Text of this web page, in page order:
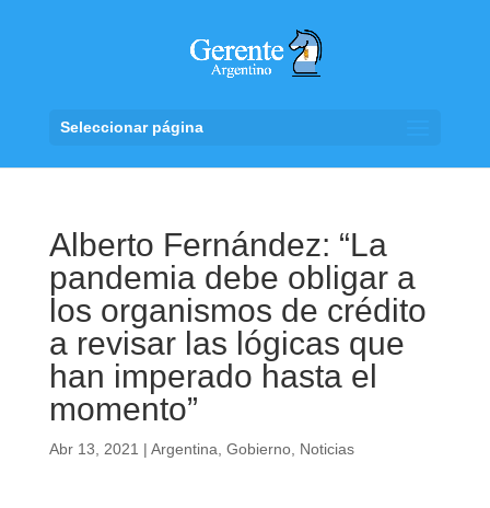
Seleccionar página
Alberto Fernández: “La
pandemia debe obligar a
los organismos de crédito
a revisar las lógicas que
han imperado hasta el
momento”
Abr 13, 2021 | Argentina Gobierno, Noticias